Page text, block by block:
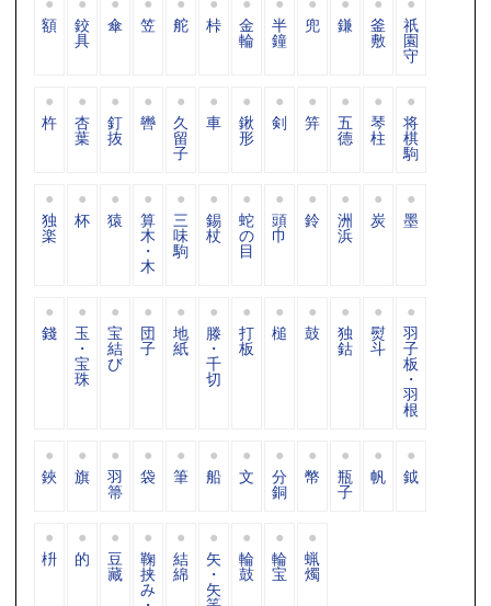
額 鉸
具
傘 笠 舵 桛 金
輪
半
鐘
兜 鎌 釜
敷
祇
園
守
杵 杏
葉
釘
抜
轡 久
留
子
車 鍬
形
剣 笄 五
德
琴
柱
将
棋
駒
独
楽
杯 猿 算
木
・
木
三
味
駒
錫
杖
蛇
の
目
頭
巾
鈴 洲
浜
炭 墨
錢 玉
・
宝
珠
宝
結
び
団
子
地
紙
滕
・
千
切
打
板
槌 鼓 独
鈷
熨
斗
羽
子
板
・
羽
根
鋏 旗 羽
箒
袋 筆 船 文 分
銅
幣 瓶
子
帆 鉞
枡 的 豆
藏
鞠
挟
み
結
綿
矢
・
矢
輪
鼓
輪
宝
蝋
燭